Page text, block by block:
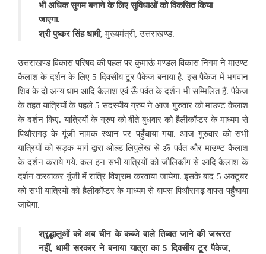
भी अधिक सुगम बनाने के लिए सुविधाओं को विकसित किया
जाएगा.
श्री पुष्कर सिंह धामी,मुख्यमंत्री, उत्तराखण्ड.
उत्तराखण्ड विकास परिषद की पहल पर कुमाऊं मण्डल विकास निगम ने माउण्ट
कैलाश के दर्शन के लिए 5 दिवसीय टूर पैकेज बनाया है. इस पैकेज में भगवान
शिव के दो अन्य धाम आदि कैलाश एवं ऊँ पर्वत के दर्शन भी सम्मिलित हैं. पैकेज
के तहत यात्रियों के पहले 5 सदस्यीय ग्रुप ने आज गुरुवार को माउण्ट कैलाश
के दर्शन किए. यात्रियों के ग्रुप को बीते बुधवार को हैलीकॉप्टर के माध्यम से
पिथौरागढ़ के गूंजी नामक स्थान पर पहुँचाया गया. आज गुरुवार को सभी
यात्रियों को सड़क मार्ग द्वारा ओल्ड लिपुलेख से ॐ पर्वत और माउण्ट कैलाश
के दर्शन कराये गये. कल इन सभी यात्रियों को जौलिकाँग से आदि कैलाश के
दर्शन करवाकर गूंजी में रात्रि विश्राम करवाया जायेगा. इसके बाद 5 अक्टूबर
को सभी यात्रियों को हैलीकॉप्टर के माध्यम से वापस पिथौरागढ़ वापस पहुँचाया
जायेगा.
श्रृद्धालुओं को अब चीन के कब्जे वाले तिब्बत जाने की जरूरत
नहीं, धामी सरकार ने बनाया यात्रा का 5 दिवसीय टूर पैकेज,